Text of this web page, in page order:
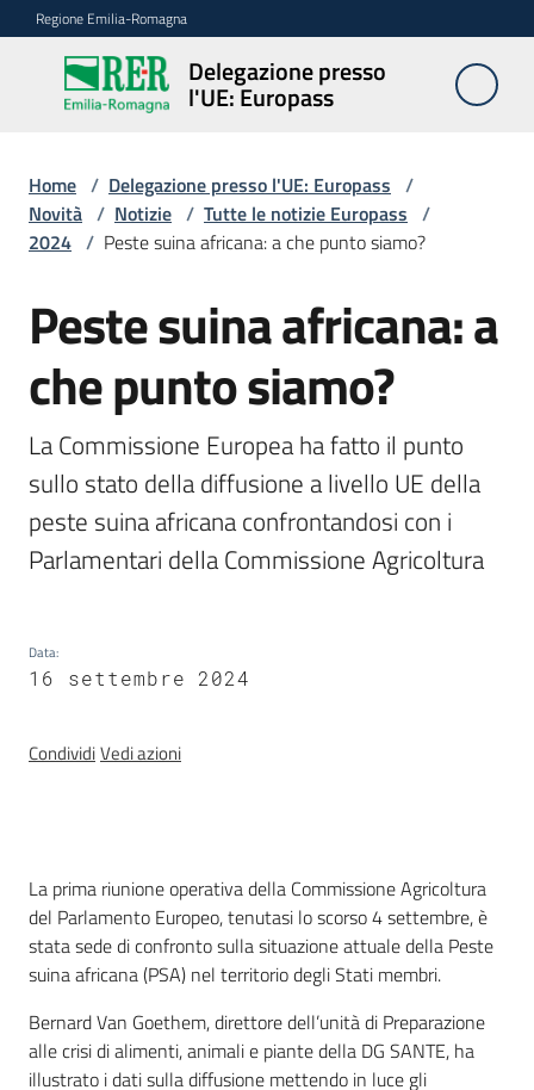
Vai al contenuto
Vai alla navigazione
Vai al footer
Regione Emilia-Romagna
Delegazione presso
l'UE: Europass
Delegazione
presso l'UE:
Novità
Pareri
EFSA
Opportunità
Chi
Sede
Seguici
su
Home / Delegazione presso l'UE: Europass /
Novità / Notizie / Tutte le notizie Europass /
2024 / Peste suina africana: a che punto siamo?
Salta al contenuto
Peste suina africana: a
che punto siamo?
La Commissione Europea ha fatto il punto
sullo stato della diffusione a livello UE della
peste suina africana confrontandosi con i
Parlamentari della Commissione Agricoltura
Data:
16 settembre 2024
CondividiVedi azioni
Introduzione
La prima riunione operativa della Commissione Agricoltura
del Parlamento Europeo, tenutasi lo scorso 4 settembre, è
stata sede di confronto sulla situazione attuale della Peste
suina africana (PSA) nel territorio degli Stati membri.
Bernard Van Goethem, direttore dell’unità di Preparazione
alle crisi di alimenti, animali e piante della DG SANTE, ha
illustrato i dati sulla diffusione mettendo in luce gli